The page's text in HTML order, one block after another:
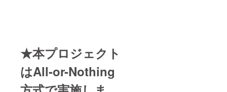
★本プロジェクト
はAll-or-Nothing